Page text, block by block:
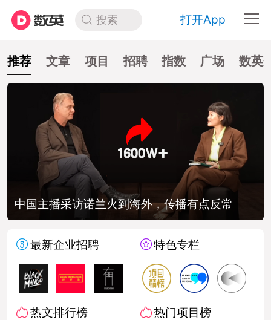
搜索 打开App
推荐 文章 项目 招聘 指数 广场 数英
中国主播采访诺兰火到海外，传播有点反常
最新企业招聘
热文排行榜
特色专栏
热门项目榜